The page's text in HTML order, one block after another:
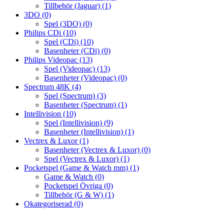
Tillbehör (Jaguar) (1)
3DO (0)
Spel (3DO) (0)
Philips CDi (10)
Spel (CDi) (10)
Basenheter (CDi) (0)
Philips Videopac (13)
Spel (Videopac) (13)
Basenheter (Videopac) (0)
Spectrum 48K (4)
Spel (Spectrum) (3)
Basenheter (Spectrum) (1)
Intellivision (10)
Spel (Intellivision) (9)
Basenheter (Intellivision) (1)
Vectrex & Luxor(1)
Basenheter (Vectrex & Luxor) (0)
Spel (Vectrex & Luxor) (1)
Pocketspel (Game & Watch mm) (1)
Game & Watch (0)
Pocketspel Övriga (0)
Tillbehör (G & W) (1)
Okategoriserad (0)